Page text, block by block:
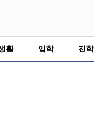
활 입학 진학